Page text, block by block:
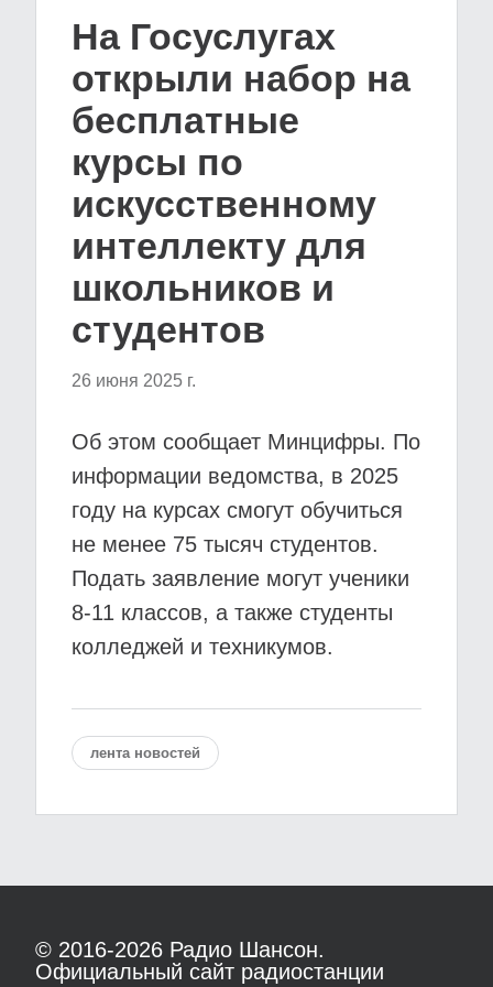
На Госуслугах
открыли набор на
бесплатные
курсы по
искусственному
интеллекту для
школьников и
студентов
26 июня 2025 г.
Об этом сообщает Минцифры. По
информации ведомства, в 2025
году на курсах смогут обучиться
не менее 75 тысяч студентов.
Подать заявление могут ученики
8-11 классов, а также студенты
колледжей и техникумов.
лента новостей
© 2016-2026 Радио Шансон.
Официальный сайт радиостанции